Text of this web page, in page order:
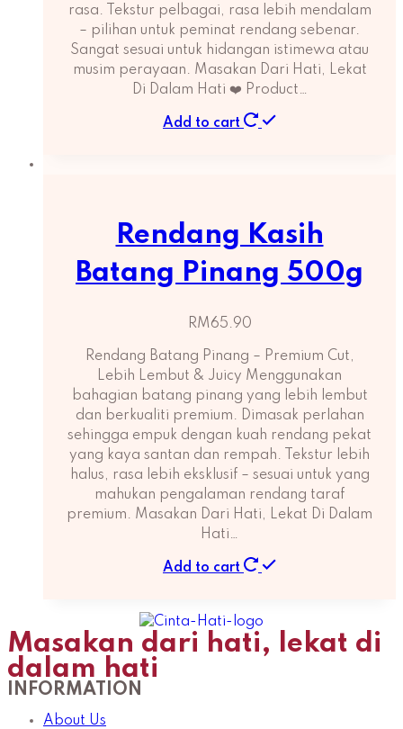
rasa. Tekstur pelbagai, rasa lebih mendalam
– pilihan untuk peminat rendang sebenar.
Sangat sesuai untuk hidangan istimewa atau
musim perayaan. Masakan Dari Hati, Lekat
Di Dalam Hati ❤️ Product…
Add to cart
Rendang Kasih
Batang Pinang 500g
RM65.90
Rendang Batang Pinang – Premium Cut,
Lebih Lembut & Juicy Menggunakan
bahagian batang pinang yang lebih lembut
dan berkualiti premium. Dimasak perlahan
sehingga empuk dengan kuah rendang pekat
yang kaya santan dan rempah. Tekstur lebih
halus, rasa lebih eksklusif – sesuai untuk yang
mahukan pengalaman rendang taraf
premium. Masakan Dari Hati, Lekat Di Dalam
Hati…
Add to cart
Masakan dari hati, lekat di
dalam hati
INFORMATION
About Us